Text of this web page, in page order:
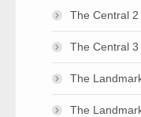
The Central 2
The Central 3
The
The